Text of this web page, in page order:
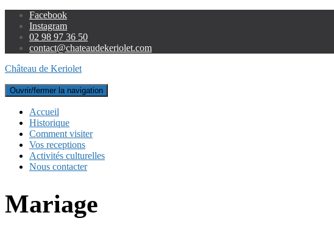
Facebook
Instagram
02 98 97 36 50
contact@chateaudekeriolet.com
Château de Keriolet
Ouvrir/fermer la navigation
Accueil
Historique
Comment visiter
Vos receptions
Activités culturelles
Nous contacter
Mariage